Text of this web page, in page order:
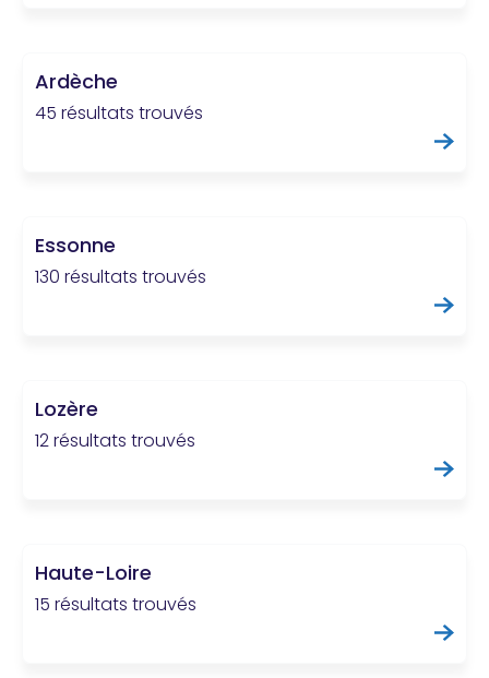
Ardèche
45 résultats trouvés
Essonne
130 résultats trouvés
Lozère
12 résultats trouvés
Haute-Loire
15 résultats trouvés